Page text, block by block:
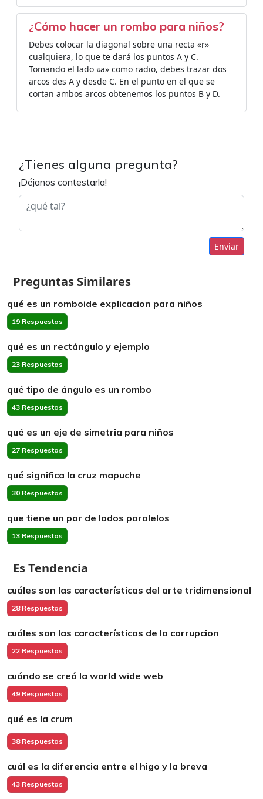
¿Cómo hacer un rombo para niños?
Debes colocar la diagonal sobre una recta «r»
cualquiera, lo que te dará los puntos A y C.
Tomando el lado «a» como radio, debes trazar dos
arcos des A y desde C. En el punto en el que se
cortan ambos arcos obtenemos los puntos B y D.
¿Tienes alguna pregunta?
¡Déjanos contestarla!
Enviar
Preguntas Similares
qué es un romboide explicacion para niños
19 Respuestas
qué es un rectángulo y ejemplo
23 Respuestas
qué tipo de ángulo es un rombo
43 Respuestas
qué es un eje de simetria para niños
27 Respuestas
qué significa la cruz mapuche
30 Respuestas
que tiene un par de lados paralelos
13 Respuestas
Es Tendencia
cuáles son las características del arte tridimensional
28 Respuestas
cuáles son las características de la corrupcion
22 Respuestas
cuándo se creó la world wide web
49 Respuestas
qué es la crum
38 Respuestas
cuál es la diferencia entre el higo y la breva
43 Respuestas